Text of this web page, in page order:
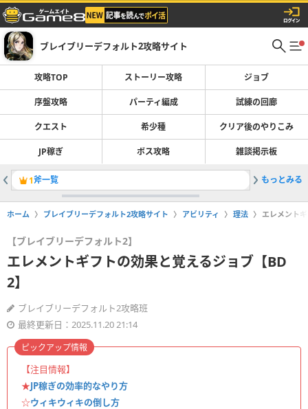
ブレイブリーデフォルト2攻略サイト
攻略TOP ストーリー攻略 ジョブ
序盤攻略 パーティ編成 試練の回廊
クエスト 希少種 クリア後のやりこみ
JP稼ぎ ボス攻略 雑談掲示板
1斧一覧 2カトブ
もっとみる
ホーム ブレイブリーデフォルト2攻略サイト アビリティ 理法 エレメント
【ブレイブリーデフォルト2】
エレメントギフトの効果と覚えるジョブ【BD
2】
ブレイブリーデフォルト2攻略班
最終更新日：2025.11.20 21:14
【注目情報】
★JP稼ぎの効率的なやり方
☆ウィキウィキの倒し方
ピックアップ情報